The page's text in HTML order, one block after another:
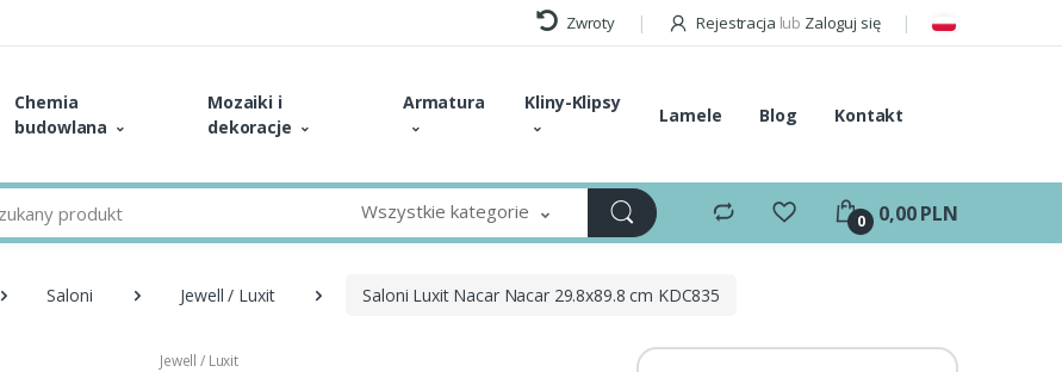
Zwroty Rejestracja lub Zaloguj się
Chemia
budowlana
Mozaiki i
dekoracje
Armatura Kliny-Klipsy
Lamele Blog Kontakt
Wszystkie kategorie 0 0,00 PLN
Saloni Jewell / Luxit Saloni Luxit Nacar Nacar 29.8x89.8 cm KDC835
Jewell / Luxit